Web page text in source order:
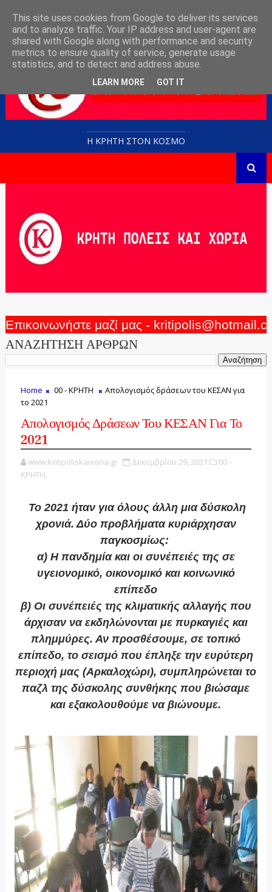
Η ΚΡΗΤΗ ΣΤΟN KOΣΜΟ
Επικοινωνήστε μαζί μας -
ΑΝΑΖΗΤΗΣΗ ΑΡΘΡΩΝ
Home 00 - ΚΡΗΤΗ
Απολογισμός δράσεων του ΚΕΣΑΝ για
το 2021
Απολογισμός Δράσεων Του ΚΕΣΑΝ Για Το
2021
www.kritipoliskaixoria.gr Δεκεμβρίου 29, 2021
00 -
ΚΡΗΤΗ,
Το 2021 ήταν για όλους άλλη μια δύσκολη
χρονιά. Δύο προβλήματα κυριάρχησαν
παγκοσμίως:
α) Η πανδημία και οι συνέπειές της σε
υγειονομικό, οικονομικό και κοινωνικό
επίπεδο
β) Οι συνέπειές της κλιματικής αλλαγής που
άρχισαν να εκδηλώνονται με πυρκαγιές και
πλημμύρες. Αν προσθέσουμε, σε τοπικό
επίπεδο, το σεισμό που έπληξε την ευρύτερη
περιοχή μας (Αρκαλοχώρι), συμπληρώνεται το
παζλ της δύσκολης συνθήκης που βιώσαμε
και εξακολουθούμε να βιώνουμε.
This site uses cookies from Google to deliver its services
and to analyze traffic. Your IP address and user-agent are
shared with Google along with performance and security
metrics to ensure quality of service, generate usage
statistics, and to detect and address abuse.
LEARN MORE GOT IT